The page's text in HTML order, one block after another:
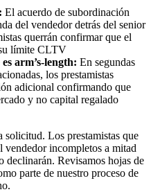
El acuerdo de subordinación
del vendedor detrás del senior
querrán confirmar que el
límite CLTV
arm’s-length: En segundas
los prestamistas
adicional confirmando que
y no capital regalado
solicitud. Los prestamistas que
vendedor incompletos a mitad
declinarán. Revisamos hojas de
parte de nuestro proceso de